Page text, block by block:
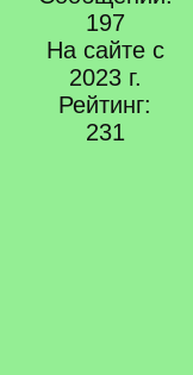
197
На сайте с
2023 г.
Рейтинг:
231